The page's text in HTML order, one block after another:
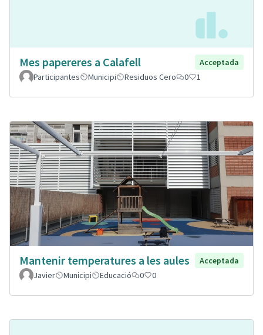
Mes papereres a Calafell
Acceptada
Participantes
Municipi Residuos Cero 0 1
Mantenir temperatures a les aules
Acceptada
Javier
Municipi Educació 0 0